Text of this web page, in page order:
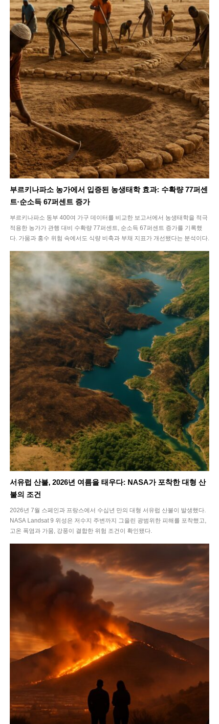
부르키나파소 농가에서 입증된 농생태학 효과: 수확량 77퍼센
트·순소득 67퍼센트 증가
부르키나파소 동부 400여 가구 데이터를 비교한 보고서에서 농생태학을 적극
적용한 농가가 관행 대비 수확량 77퍼센트, 순소득 67퍼센트 증가를 기록했
다. 가뭄과 홍수 위험 속에서도 식량 비축과 부채 지표가 개선됐다는 분석이다.
서유럽 산불, 2026년 여름을 태우다: NASA가 포착한 대형 산
불의 조건
2026년 7월 스페인과 프랑스에서 수십년 만의 대형 서유럽 산불이 발생했다.
NASA Landsat 9 위성은 저수지 주변까지 그을린 광범위한 피해를 포착했고,
고온 폭염과 가뭄, 강풍이 결합한 위험 조건이 확인됐다.